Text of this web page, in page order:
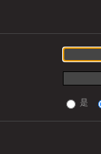
是